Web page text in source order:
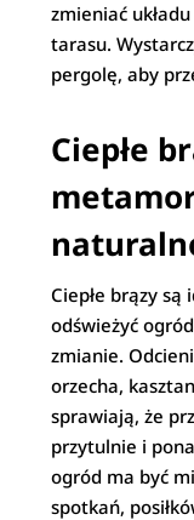
zmieniać
tarasu.
pergolę, aby
Ciepłe
Ciepłe brązy
odświeżyć
zmianie.
orzecha,
sprawiają, że
przytulnie i
ogród ma być
spotkań,